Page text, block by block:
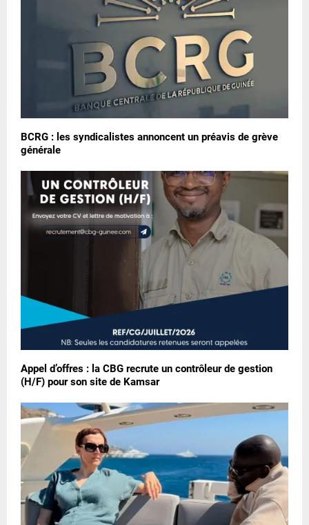
BCRG : les syndicalistes annoncent un préavis de grève
générale
Appel d’offres : la CBG recrute un contrôleur de gestion
(H/F) pour son site de Kamsar